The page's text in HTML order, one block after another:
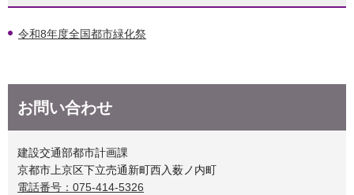
令和8年度全国都市緑化祭
お問い合わせ
建設交通部都市計画課
京都市上京区下立売通新町西入薮ノ内町
電話番号：075-414-5326